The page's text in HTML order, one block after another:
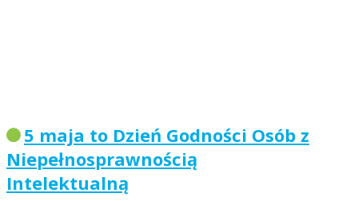
5 maja to Dzień Godności Osób z
Niepełnosprawnością
Intelektualną